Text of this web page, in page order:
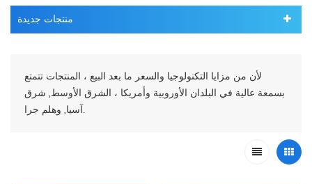
منتجات جديدة
لأن من مزايا التكنولوجيا والسعر ما بعد البيع ، المنتجات تتمتع
بسمعة عالية في البلدان الأوروبية وأمريكا ، الشرق الأوسط, شرق
آسيا, وهلم جرا.